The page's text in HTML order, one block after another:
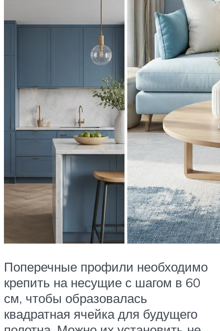
Поперечные профили необходимо
крепить на несущие с шагом в 60
см, чтобы образовалась
квадратная ячейка для будущего